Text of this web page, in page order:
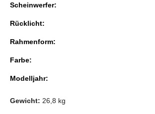
Scheinwerfer:
Rücklicht:
Rahmenform:
Farbe:
Modelljahr:
Gewicht: 26,8 kg